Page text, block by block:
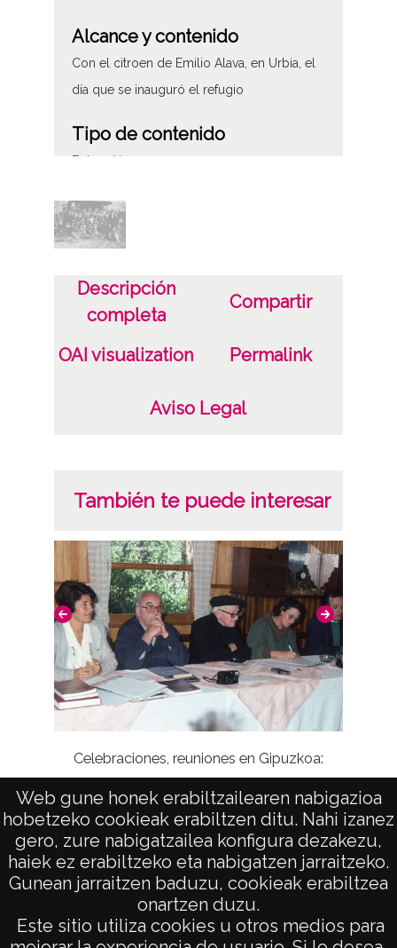
Web gune honek erabiltzailearen nabigazioa
hobetzeko cookieak erabiltzen ditu. Nahi izanez
gero, zure nabigatzailea konfigura dezakezu,
haiek ez erabiltzeko eta nabigatzen jarraitzeko.
Gunean jarraitzen baduzu, cookieak erabiltzea
onartzen duzu.
Este sitio utiliza cookies u otros medios para
Alcance y contenido
Con el citroen de Emilio Alava, en Urbia, el
día que se inauguró el refugio
Tipo de contenido
Fotográfico
Características del soporte
Plástico
Fecha
Licencia de las imágenes
Descripción
completa
Compartir
OAI visualization Permalink
Aviso Legal
También te puede interesar
Celebraciones, reuniones en Gipuzkoa:
AVISO LEGAL
POLÍTICA DE PRIVACIDAD